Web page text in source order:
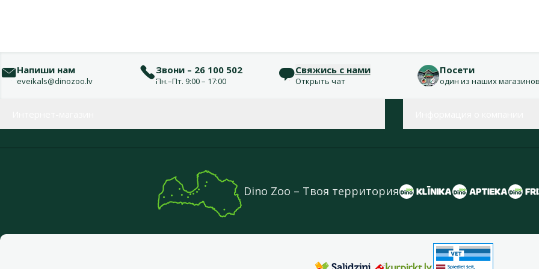
Напиши нам
eveikals@dinozoo.lv
Звони – 26 100 502
Пн.–Пт. 9:00 – 17:00
Свяжись с нами
Открыть чат
Посети
один из наших
Dino Zoo – Твоя территория